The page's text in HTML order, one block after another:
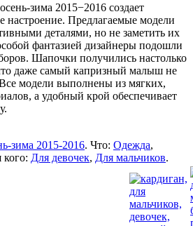
зима 2015−2016 создает
настроение. Предлагаемые модели
деталями, но не заметить их
фантазией дизайнеры подошли
Шапочки получились настолько
даже самый капризный малыш не
модели выполнены из мягких,
а удобный крой обеспечивает
зима 2015-2016. Что: Одежда,
кого: Для девочек, Для мальчиков.